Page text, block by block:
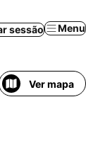
sessão Menu
Ver mapa